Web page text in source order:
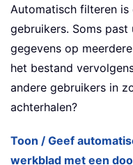
Automatisch filteren
gebruikers. Soms
gegevens op
het bestand
andere gebruikers in
achterhalen?
Toon / Geef
werkblad met een